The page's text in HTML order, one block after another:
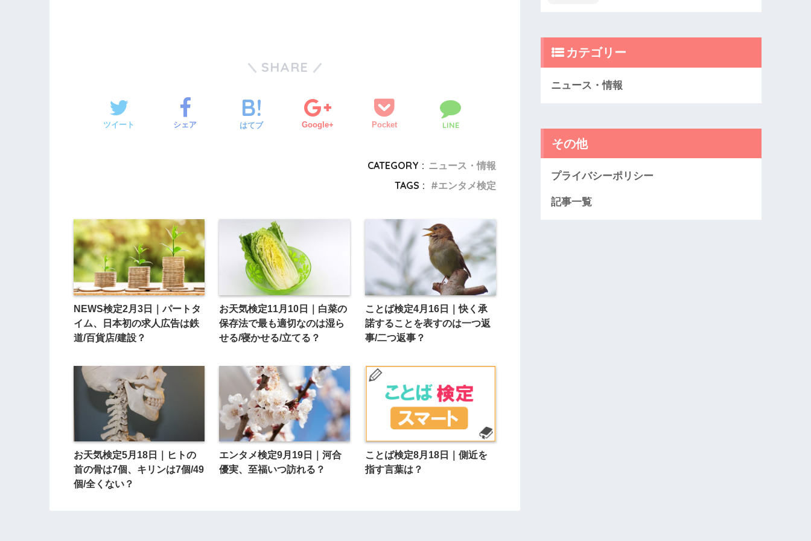
SHARE
ツイート シェア はてブ Google+ Pocket LINE
CATEGORY : ニュース・情報
TAGS :
エンタメ検定
NEWS検定2月3日｜パートタ
イム、日本初の求人広告は鉄
道/百貨店/建設？
お天気検定11月10日｜白菜の
保存法で最も適切なのは湿ら
せる/寝かせる/立てる？
ことば検定4月16日｜快く承
諾することを表すのは一つ返
事/二つ返事？
お天気検定5月18日｜ヒトの
首の骨は7個、キリンは7個/49
個/全くない？
エンタメ検定9月19日｜河合
優実、至福いつ訪れる？
ことば検定8月18日｜側近を
指す言葉は？
カテゴリー
ニュース・情報
その他
プライバシーポリシー
記事一覧